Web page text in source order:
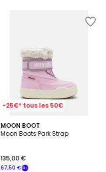
-25€* tous les 50€
MOON BOOT
Moon Boots Park Strap
67,50 €
135,00 €